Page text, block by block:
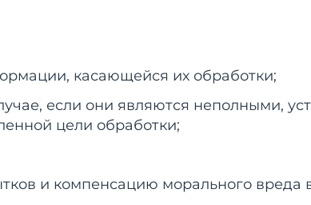
касающейся их обработки;
если они являются неполными,
цели обработки;
и компенсацию морального вреда